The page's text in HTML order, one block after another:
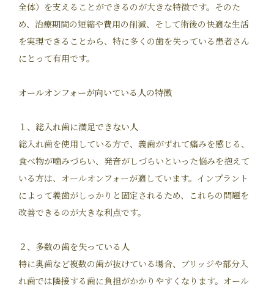
全体）を支えることができるのが大きな特徴です。そのた
め、治療期間の短縮や費用の削減、そして術後の快適な生活
を実現できることから、特に多くの歯を失っている患者さん
にとって有用です。
オールオンフォーが向いている人の特徴
１、総入れ歯に満足できない人
総入れ歯を使用している方で、義歯がずれて痛みを感じる、
食べ物が噛みづらい、発音がしづらいといった悩みを抱えて
いる方は、オールオンフォーが適しています。インプラント
によって義歯がしっかりと固定されるため、これらの問題を
改善できるのが大きな利点です。
２、多数の歯を失っている人
特に奥歯など複数の歯が抜けている場合、ブリッジや部分入
れ歯では隣接する歯に負担がかかりやすくなります。オール